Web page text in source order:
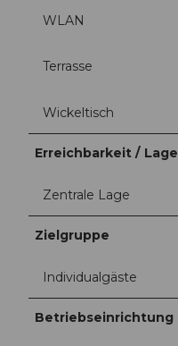
WLAN
Terrasse
Wickeltisch
Erreichbarkeit / Lage
Zentrale Lage
Zielgruppe
Individualgäste
Betriebseinrichtung